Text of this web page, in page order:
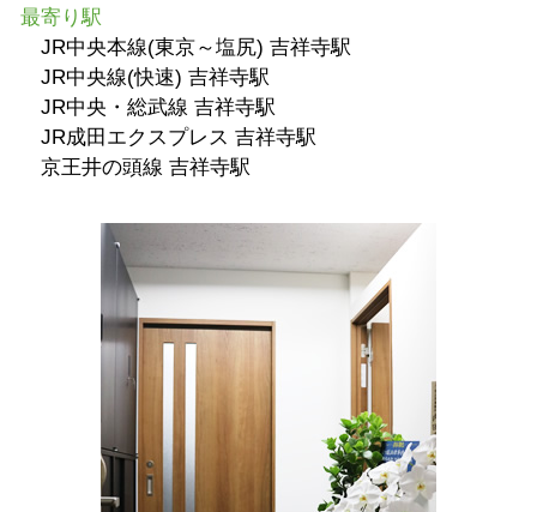
最寄り駅
JR中央本線(東京～塩尻) 吉祥寺駅
JR中央線(快速) 吉祥寺駅
JR中央・総武線 吉祥寺駅
JR成田エクスプレス 吉祥寺駅
京王井の頭線 吉祥寺駅